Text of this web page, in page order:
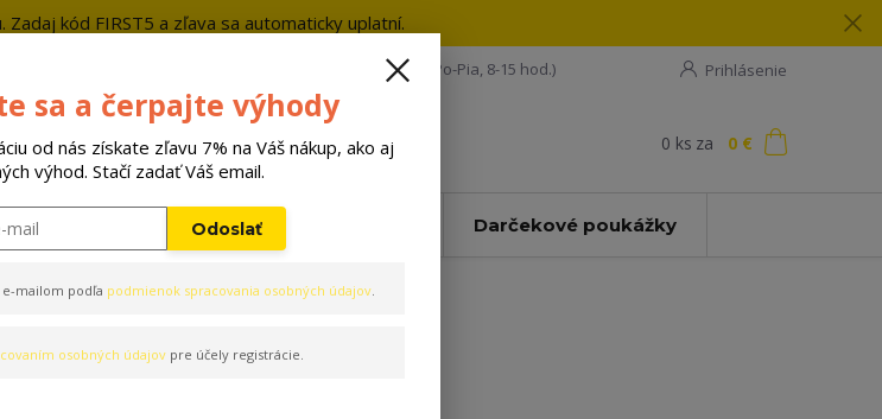
Zadaj kód FIRST5 a zľava sa automaticky uplatní.
Prihlásenie
Hľadať
+421 908 198 133 (Po-Pia, 8-15 hod.)
0 ks za 0 €
Pelechy Príslušenstvo Darčekové poukážky
sa a čerpajte výhody
od nás získate zľavu 7% na Váš nákup, ako aj
výhod. Stačí zadať Váš email.
Odoslať
mailom podľa podmienok spracovania osobných údajov.
osobných údajovpre účely registrácie.